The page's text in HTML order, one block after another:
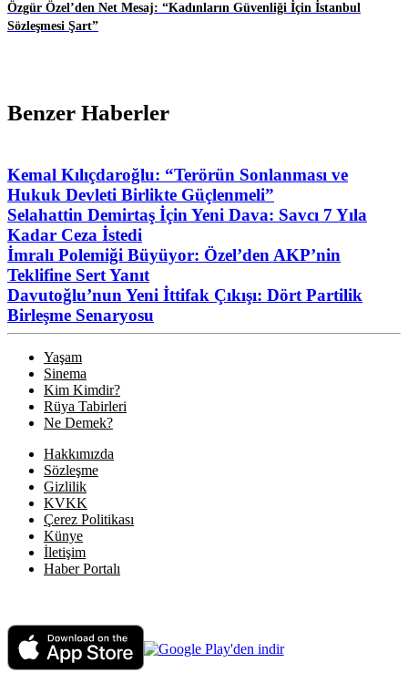
Özgür Özel’den Net Mesaj: “Kadınların Güvenliği İçin İstanbul
Sözleşmesi Şart”
Benzer Haberler
Kemal Kılıçdaroğlu: “Terörün Sonlanması ve
Hukuk Devleti Birlikte Güçlenmeli”
Selahattin Demirtaş İçin Yeni Dava: Savcı 7 Yıla
Kadar Ceza İstedi
İmralı Polemiği Büyüyor: Özel’den AKP’nin
Teklifine Sert Yanıt
Davutoğlu’nun Yeni İttifak Çıkışı: Dört Partilik
Birleşme Senaryosu
Yaşam
Sinema
Kim Kimdir?
Rüya Tabirleri
Ne Demek?
Hakkımızda
Sözleşme
Gizlilik
KVKK
Çerez Politikası
Künye
İletişim
Haber Portalı